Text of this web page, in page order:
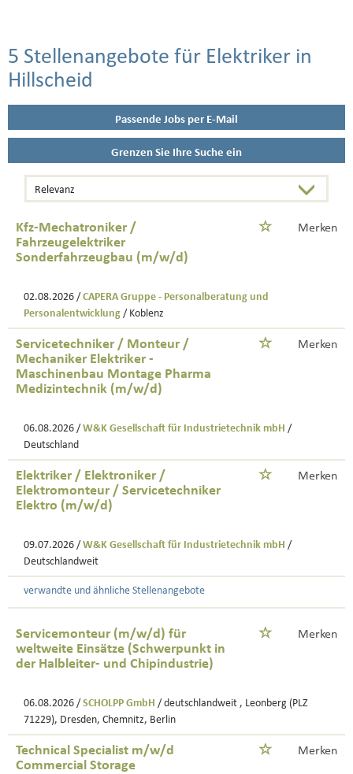
5 Stellenangebote für Elektriker in
Hillscheid
Passende Jobs per E-Mail
Grenzen Sie Ihre Suche ein
Kfz-Mechatroniker /
Fahrzeugelektriker
Sonderfahrzeugbau (m/w/d)
Merken
02.08.2026 / CAPERA Gruppe - Personalberatung und
Personalentwicklung / Koblenz
Servicetechniker / Monteur /
Mechaniker Elektriker -
Maschinenbau Montage Pharma
Medizintechnik (m/w/d)
Merken
06.08.2026 / W&K Gesellschaft für Industrietechnik mbH /
Deutschland
Elektriker / Elektroniker /
Elektromonteur / Servicetechniker
Elektro (m/w/d)
Merken
09.07.2026 / W&K Gesellschaft für Industrietechnik mbH /
Deutschlandweit
verwandte und ähnliche Stellenangebote
Servicemonteur (m/w/d) für
weltweite Einsätze (Schwerpunkt in
der Halbleiter- und Chipindustrie)
Merken
06.08.2026 / SCHOLPP GmbH / deutschlandweit , Leonberg (PLZ
71229), Dresden, Chemnitz, Berlin
Technical Specialist m/w/d
Commercial Storage
Merken